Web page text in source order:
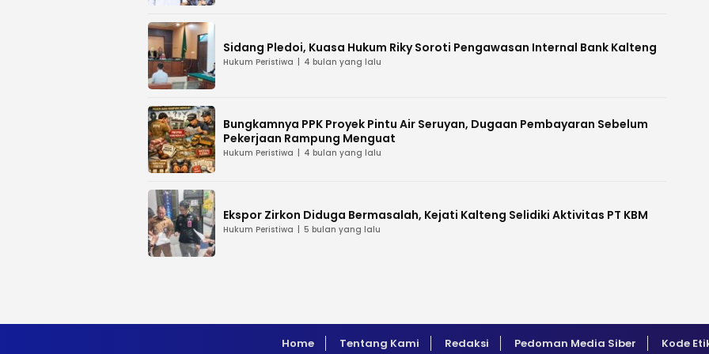
Sidang Pledoi, Kuasa Hukum Riky Soroti Pengawasan Internal Bank Kalteng
Hukum Peristiwa 4 bulan yang lalu
Bungkamnya PPK Proyek Pintu Air Seruyan, Dugaan Pembayaran Sebelum
Pekerjaan Rampung Menguat
Hukum Peristiwa 4 bulan yang lalu
Ekspor Zirkon Diduga Bermasalah, Kejati Kalteng Selidiki Aktivitas PT KBM
Hukum Peristiwa 5 bulan yang lalu
Home Tentang Kami Redaksi Pedoman Media Siber Kode